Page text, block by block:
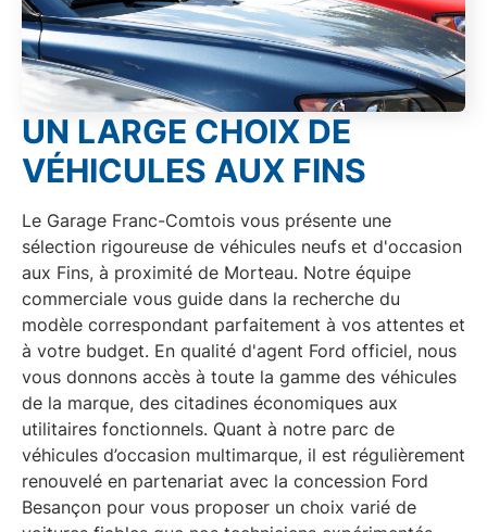
UN LARGE CHOIX DE
VÉHICULES AUX FINS
Le Garage Franc-Comtois vous présente une
sélection rigoureuse de véhicules neufs et d'occasion
aux Fins, à proximité de Morteau. Notre équipe
commerciale vous guide dans la recherche du
modèle correspondant parfaitement à vos attentes et
à votre budget. En qualité d'agent Ford officiel, nous
vous donnons accès à toute la gamme des véhicules
de la marque, des citadines économiques aux
utilitaires fonctionnels. Quant à notre parc de
véhicules d’occasion multimarque, il est régulièrement
renouvelé en partenariat avec la concession Ford
Besançon pour vous proposer un choix varié de